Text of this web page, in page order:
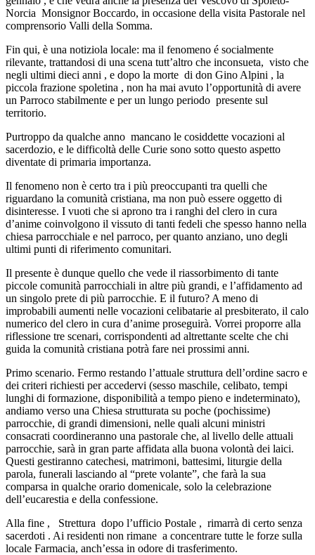
Norcia Monsignor Boccardo, in occasione della visita Pastorale nel
comprensorio Valli della Somma.
Fin qui, è una notiziola locale: ma il fenomeno é socialmente
rilevante, trattandosi di una scena tutt’altro che inconsueta, visto che
negli ultimi dieci anni , e dopo la morte di don Gino Alpini , la
piccola frazione spoletina , non ha mai avuto l’opportunità di avere
un Parroco stabilmente e per un lungo periodo presente sul
territorio.
Purtroppo da qualche anno mancano le cosiddette vocazioni al
sacerdozio, e le difficoltà delle Curie sono sotto questo aspetto
diventate di primaria importanza.
Il fenomeno non è certo tra i più preoccupanti tra quelli che
riguardano la comunità cristiana, ma non può essere oggetto di
disinteresse. I vuoti che si aprono tra i ranghi del clero in cura
d’anime coinvolgono il vissuto di tanti fedeli che spesso hanno nella
chiesa parrocchiale e nel parroco, per quanto anziano, uno degli
ultimi punti di riferimento comunitari.
Il presente è dunque quello che vede il riassorbimento di tante
piccole comunità parrocchiali in altre più grandi, e l’affidamento ad
un singolo prete di più parrocchie. E il futuro? A meno di
improbabili aumenti nelle vocazioni celibatarie al presbiterato, il calo
numerico del clero in cura d’anime proseguirà. Vorrei proporre alla
riflessione tre scenari, corrispondenti ad altrettante scelte che chi
guida la comunità cristiana potrà fare nei prossimi anni.
Primo scenario. Fermo restando l’attuale struttura dell’ordine sacro e
dei criteri richiesti per accedervi (sesso maschile, celibato, tempi
lunghi di formazione, disponibilità a tempo pieno e indeterminato),
andiamo verso una Chiesa strutturata su poche (pochissime)
parrocchie, di grandi dimensioni, nelle quali alcuni ministri
consacrati coordineranno una pastorale che, al livello delle attuali
parrocchie, sarà in gran parte affidata alla buona volontà dei laici.
Questi gestiranno catechesi, matrimoni, battesimi, liturgie della
parola, funerali lasciando al “prete volante”, che farà la sua
comparsa in qualche orario domenicale, solo la celebrazione
dell’eucarestia e della confessione.
Alla fine , Strettura dopo l’ufficio Postale , rimarrà di certo senza
sacerdoti . Ai residenti non rimane a concentrare tutte le forze sulla
locale Farmacia, anch’essa in odore di trasferimento.